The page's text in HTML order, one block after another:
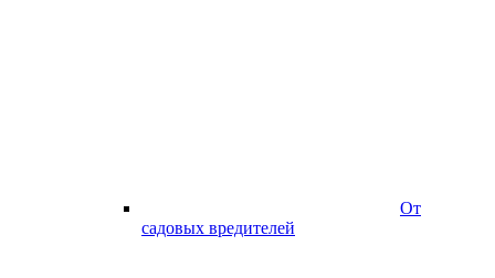
От
садовых вредителей